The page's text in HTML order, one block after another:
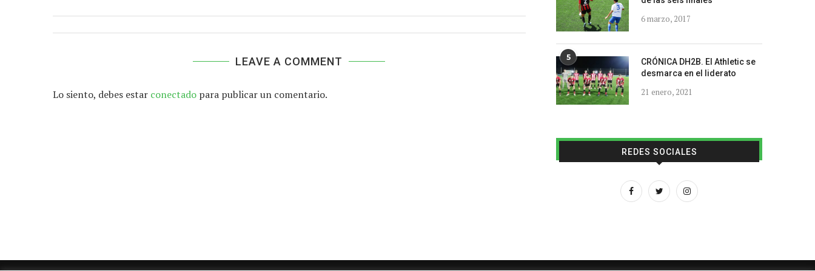
LEAVE A COMMENT
Lo siento, debes estar conectado para publicar un comentario.
6 marzo, 2017
5
CRÓNICA DH2B. El Athletic se
desmarca en el liderato
21 enero, 2021
REDES SOCIALES